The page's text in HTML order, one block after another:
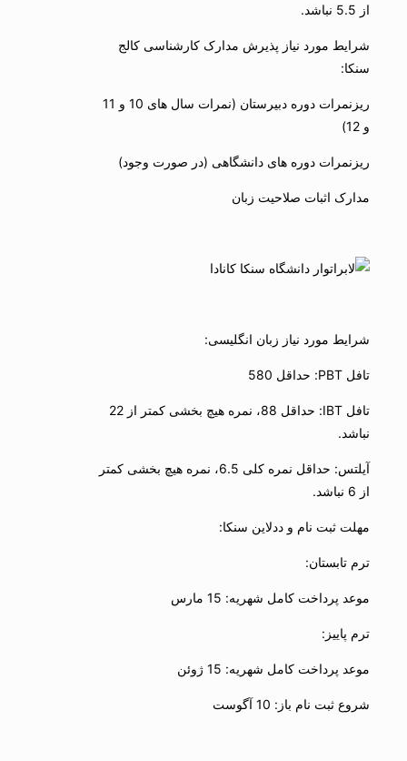
از 5.5 نباشد.
شرایط مورد نیاز پذیرش مدارک کارشناسی کالج
سنکا:
ریزنمرات دوره دبیرستان (نمرات سال های 10 و 11
و 12)
ریزنمرات دوره های دانشگاهی (در صورت وجود)
مدارک اثبات صلاحیت زبان
شرایط مورد نیاز زبان انگلیسی:
تافل PBT: حداقل 580
تافل IBT: حداقل 88، نمره هیچ بخشی کمتر از 22
نباشد.
آیلتس: حداقل نمره کلی 6.5، نمره هیچ بخشی کمتر
از 6 نباشد.
مهلت ثبت نام و ددلاین سنکا:
ترم تابستان:
موعد پرداخت کامل شهریه: 15 مارس
ترم پاییز:
موعد پرداخت کامل شهریه: 15 ژوئن
شروع ثبت نام باز: 10 آگوست